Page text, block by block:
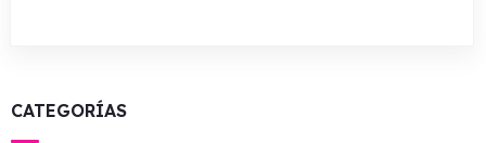
CATEGORÍAS